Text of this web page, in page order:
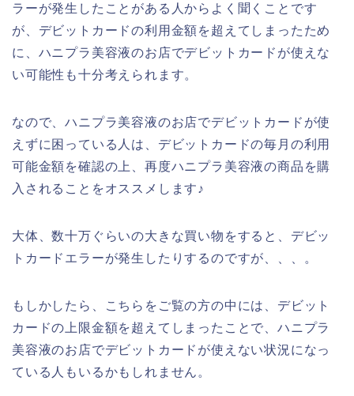
ラーが発生したことがある人からよく聞くことです
が、デビットカードの利用金額を超えてしまったため
に、ハニプラ美容液のお店でデビットカードが使えな
い可能性も十分考えられます。
なので、ハニプラ美容液のお店でデビットカードが使
えずに困っている人は、デビットカードの毎月の利用
可能金額を確認の上、再度ハニプラ美容液の商品を購
入されることをオススメします♪
大体、数十万ぐらいの大きな買い物をすると、デビッ
トカードエラーが発生したりするのですが、、、。
もしかしたら、こちらをご覧の方の中には、デビット
カードの上限金額を超えてしまったことで、ハニプラ
美容液のお店でデビットカードが使えない状況になっ
ている人もいるかもしれません。